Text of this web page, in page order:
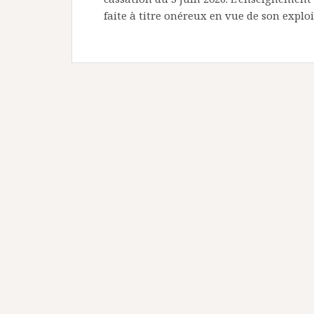
faite à titre onéreux en vue de son